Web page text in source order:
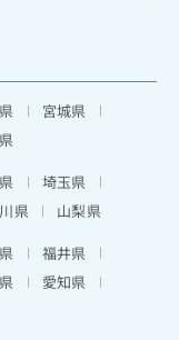
宮城県
埼玉県
県
山梨県
福井県
愛知県